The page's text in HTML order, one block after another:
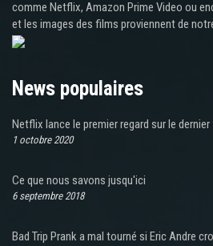
comme Netflix, Amazon Prime Video ou
et les images des films proviennent de
News populaires
Netflix lance le premier regard sur le
1 octobre 2020
Ce que nous savons jusqu'ici
6 septembre 2018
Bad Trip Prank a mal tourné si Eric Andre